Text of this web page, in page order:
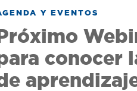
Y EVENTOS
conocer